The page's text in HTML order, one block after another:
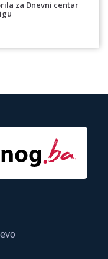
za Dnevni centar